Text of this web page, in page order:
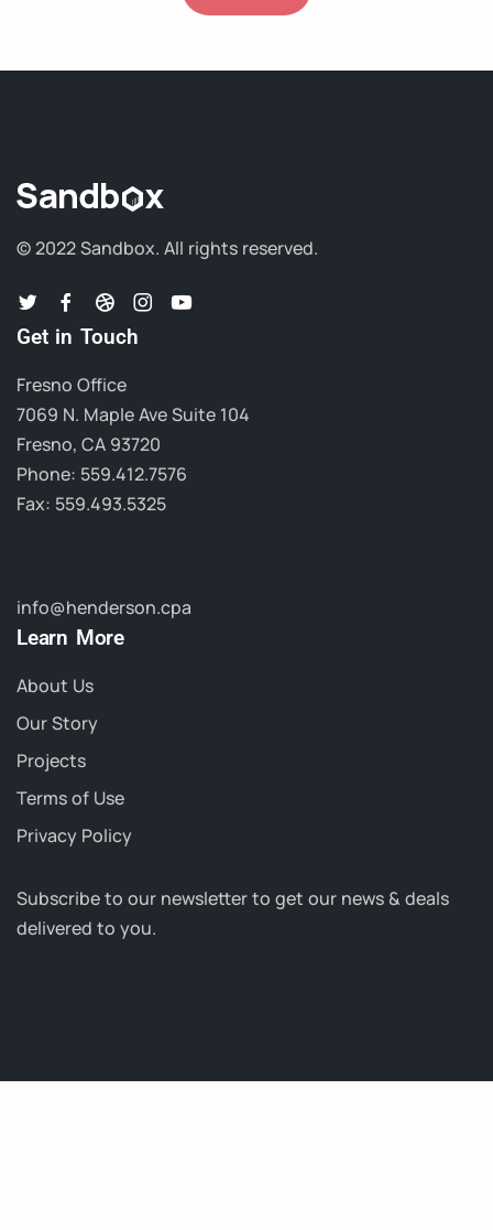
© 2022 Sandbox. All rights reserved.
Get in Touch
Fresno Office
7069 N. Maple Ave Suite 104
Fresno, CA 93720
Phone: 559.412.7576
Fax: 559.493.5325
info@henderson.cpa
Learn More
About Us
Our Story
Projects
Terms of Use
Privacy Policy
Subscribe to our newsletter to get our news & deals
delivered to you.